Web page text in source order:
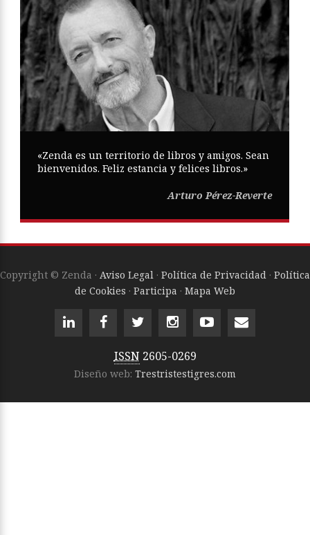
«Zenda es un territorio de libros y amigos. Sean
bienvenidos. Feliz estancia y felices libros.»
Arturo Pérez-Reverte
Copyright © Zenda · Aviso Legal · Política de Privacidad · Política
de Cookies · Participa · Mapa Web
ISSN 2605-0269
Diseño web: Trestristestigres.com